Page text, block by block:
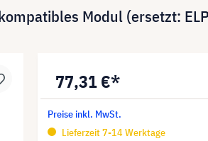
Modul (ersetzt:
77,31 €*
Preise inkl. MwSt.
Lieferzeit 7-14 Werktage